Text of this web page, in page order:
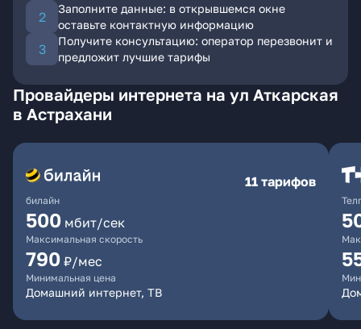
Заполните данные: в открывшемся окне
оставьте контактную информацию
Получите консультацию: оператор перезвонит и
предложит лучшие тарифы
Провайдеры интернета на ул Аткарская
в Астрахани
билайн
11 тарифов
500 мбит/сек
Максимальная скорость
790 ₽/мес
Минимальная цена
Домашний интернет, ТВ